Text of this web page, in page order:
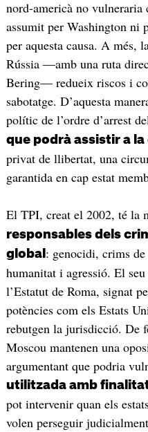
nord-americà no
assumit per Washington ni
per aquesta causa. A més,
Rússia —amb una ruta
Bering— redueix riscos i
sabotatge. D’aquesta
polític de l’ordre d’arrest
que podrà assistir a la
privat de llibertat, una
garantida en cap estat
El TPI, creat el 2002, té la
responsables dels
global : genocidi, crims
humanitat i agressió. El
l’Estatut de Roma, signat
potències com els Estats
rebutgen la jurisdicció. De
Moscou mantenen una
argumentant que podria
utilitzada amb
pot intervenir quan els
volen perseguir